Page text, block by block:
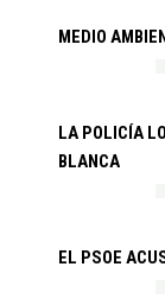
MEDIO
LA POLICÍA
BLANCA
EL PSOE